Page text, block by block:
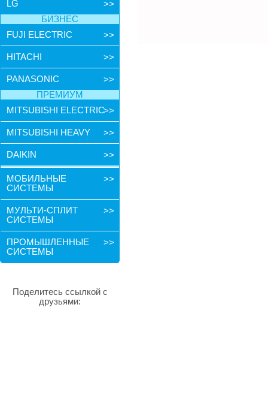
LG
>>
БИЗНЕС
FUJI ELECTRIC
>>
HITACHI >>
PANASONIC
>>
ПРЕМИУМ
MITSUBISHI ELECTRIC>>
MITSUBISHI HEAVY >>
DAIKIN >>
МОБИЛЬНЫЕ
СИСТЕМЫ
>>
МУЛЬТИ-СПЛИТ
СИСТЕМЫ
>>
ПРОМЫШЛЕННЫЕ
СИСТЕМЫ
>>
Поделитесь ссылкой с
друзьями: